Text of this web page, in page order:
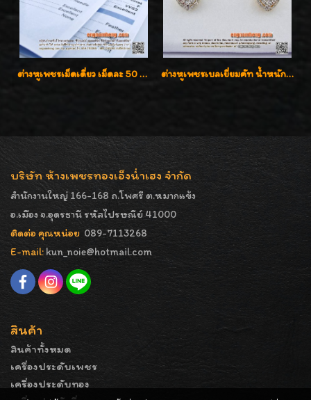
ต่างหูเพชรเม็ดเดี่ยว เม็ดละ 50 สตางค์ คู่ละ 1 กะรัต เพชรเบลเยี่ยมคัท น้ำ 98 F-Color/ VVS2 / 3EX พร้อมใบเซอร์สถาบัน GIA มาตรฐานสากลค่ะ ต่างหูเพชรเบลเยี่ยมคัท น้ำหนักเพชร 0.99 กะรัต ต่างหูห้อยตุ้งติ้งหัวใจสวยน่ารักใส่ได้ทุกวันค่ะ
บริษัท ห้างเพชรทองเอ็งน่ำเฮง จำกัด
สำนักงานใหญ่ 166-168 ถ.โพศรี ต.หมากแข้ง
อ.เมือง จ.อุดรธานี รหัสไปรษณีย์ 41000
ติดต่อ คุณหน่อย 089-7113268
E-mail: kun_noie@hotmail.com
สินค้า
สินค้าทั้งหมด
เครื่องประดับเพชร
เครื่องประดับทอง